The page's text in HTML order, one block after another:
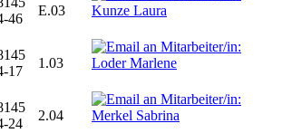
46
E.03
17
1.03
24
2.04